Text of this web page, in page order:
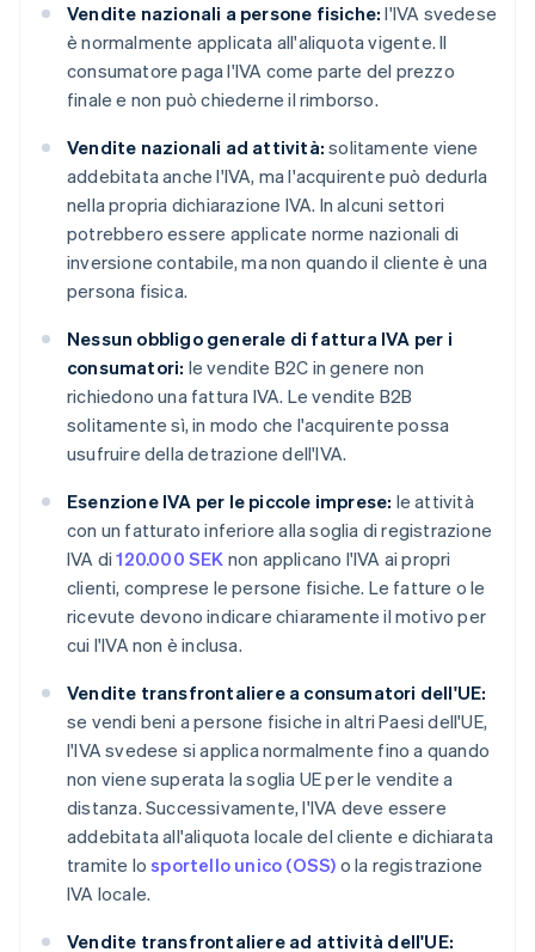
Vendite nazionali a persone fisiche: l'IVA svedese
è normalmente applicata all'aliquota vigente. Il
consumatore paga l'IVA come parte del prezzo
finale e non può chiederne il rimborso.
Vendite nazionali ad attività: solitamente viene
addebitata anche l'IVA, ma l'acquirente può dedurla
nella propria dichiarazione IVA. In alcuni settori
potrebbero essere applicate norme nazionali di
inversione contabile, ma non quando il cliente è una
persona fisica.
Nessun obbligo generale di fattura IVA per i
consumatori: le vendite B2C in genere non
richiedono una fattura IVA. Le vendite B2B
solitamente sì, in modo che l'acquirente possa
usufruire della detrazione dell'IVA.
Esenzione IVA per le piccole imprese: le attività
con un fatturato inferiore alla soglia di registrazione
IVA di120.000 SEK non applicano l'IVA ai propri
clienti, comprese le persone fisiche. Le fatture o le
ricevute devono indicare chiaramente il motivo per
cui l'IVA non è inclusa.
Vendite transfrontaliere a consumatori dell'UE:
se vendi beni a persone fisiche in altri Paesi dell'UE,
l'IVA svedese si applica normalmente fino a quando
non viene superata la soglia UE per le vendite a
distanza. Successivamente, l'IVA deve essere
addebitata all'aliquota locale del cliente e dichiarata
tramite losportello unico (OSS) o la registrazione
IVA locale.
Vendite transfrontaliere ad attività dell'UE: